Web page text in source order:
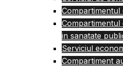
Compartimentul
Compartimentul
in sanatate
Serviciul
Compartiment